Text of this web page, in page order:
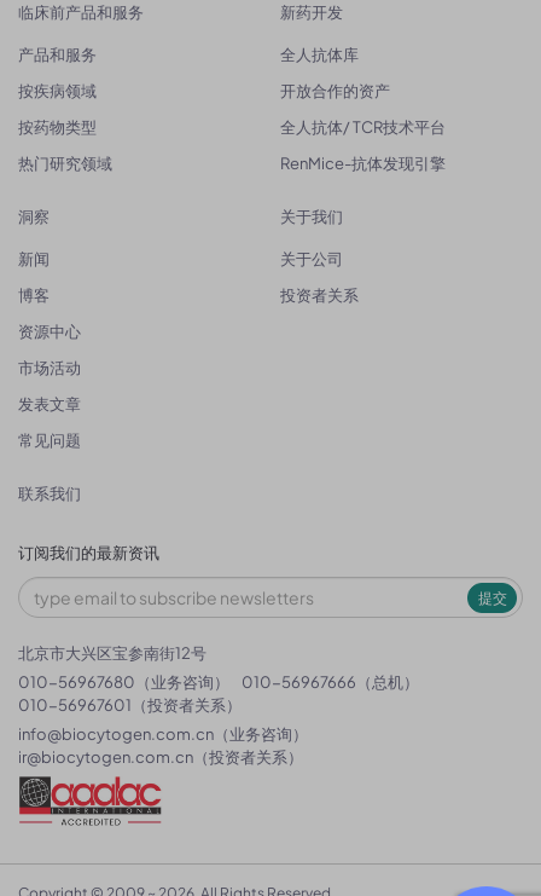
临床前产品和服务
产品和服务
按疾病领域
按药物类型
热门研究领域
新药开发
全人抗体库
开放合作的资产
全人抗体/ TCR技术平台
RenMice-抗体发现引擎
洞察
新闻
博客
资源中心
市场活动
发表文章
常见问题
关于我们
关于公司
投资者关系
联系我们
订阅我们的最新资讯
提交
北京市大兴区宝参南街12号
010-56967680（业务咨询）
010-56967666（总机）
010-56967601（投资者关系）
info@biocytogen.com.cn （业务咨询）
ir@biocytogen.com.cn （投资者关系）